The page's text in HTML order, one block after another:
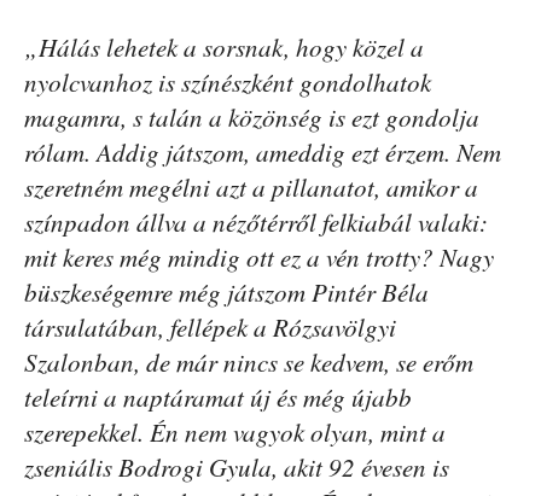
„Hálás lehetek a sorsnak, hogy közel a
nyolcvanhoz is színészként gondolhatok
magamra, s talán a közönség is ezt gondolja
rólam. Addig játszom, ameddig ezt érzem. Nem
szeretném megélni azt a pillanatot, amikor a
színpadon állva a nézőtérről felkiabál valaki:
mit keres még mindig ott ez a vén trotty? Nagy
büszkeségemre még játszom Pintér Béla
társulatában, fellépek a Rózsavölgyi
Szalonban, de már nincs se kedvem, se erőm
teleírni a naptáramat új és még újabb
szerepekkel. Én nem vagyok olyan, mint a
zseniális Bodrogi Gyula, akit 92 évesen is